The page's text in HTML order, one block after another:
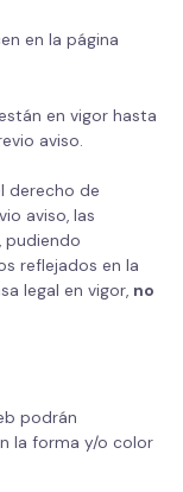
en la página
en vigor hasta
aviso.
derecho de
aviso, las
pudiendo
reflejados en la
legal en vigor, no
podrán
la forma y/o color